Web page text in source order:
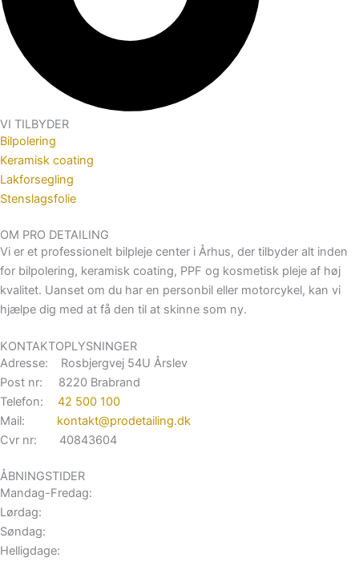
VI TILBYDER
Bilpolering
Keramisk coating
Lakforsegling
Stenslagsfolie
OM PRO DETAILING
Vi er et professionelt bilpleje center i Århus, der tilbyder alt inden
for bilpolering, keramisk coating, PPF og kosmetisk pleje af høj
kvalitet. Uanset om du har en personbil eller motorcykel, kan vi
hjælpe dig med at få den til at skinne som ny.
KONTAKTOPLYSNINGER
Adresse: Rosbjergvej 54U Årslev
Post nr: 8220 Brabrand
Telefon:
42 500 100
Mail:
kontakt@prodetailing.dk
Cvr nr: 40843604
ÅBNINGSTIDER
Mandag-Fredag:
Lørdag:
Søndag:
Helligdage: